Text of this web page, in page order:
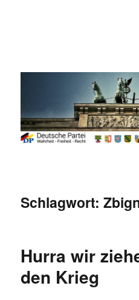
Schlagwort:
Hurra wir
den Krieg